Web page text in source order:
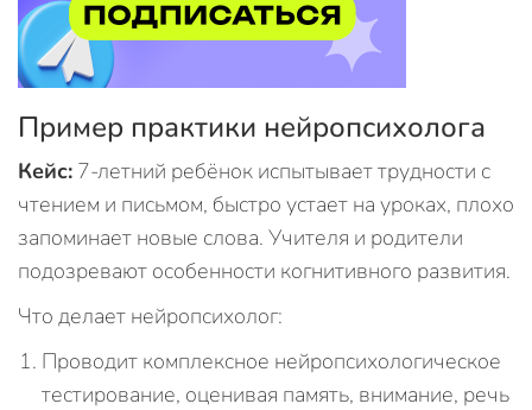
Пример практики нейропсихолога
Кейс: 7-летний ребёнок испытывает трудности с
чтением и письмом, быстро устает на уроках, плохо
запоминает новые слова. Учителя и родители
подозревают особенности когнитивного развития.
Что делает нейропсихолог:
Проводит комплексное нейропсихологическое
тестирование, оценивая память, внимание, речь